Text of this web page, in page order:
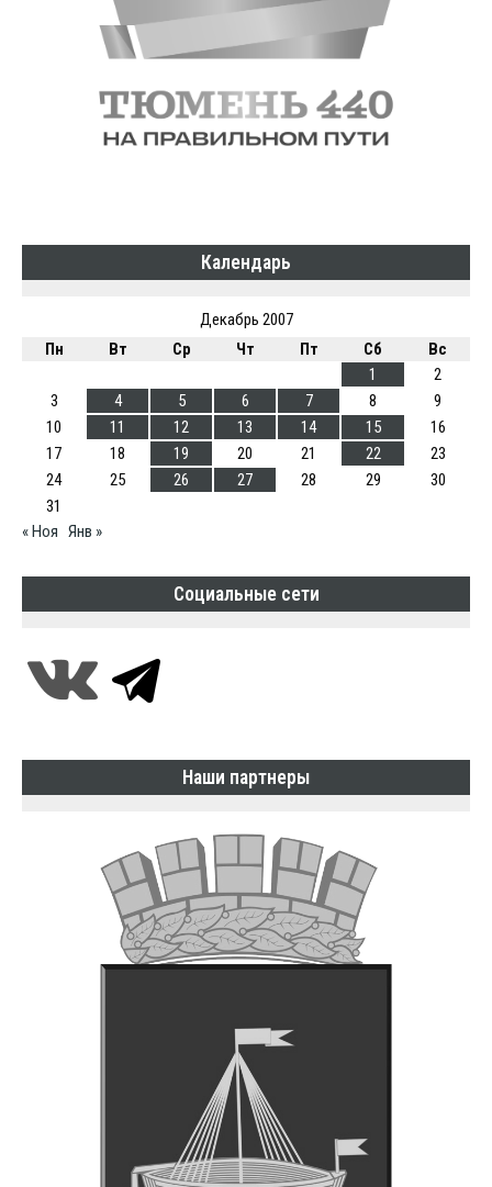
Календарь
Декабрь 2007
Пн
Вт Ср Чт Пт Сб
Вс
1
2
3
4 5 6 7 8
9
10
11 12 13 14 15
16
17
18 19 20 21 22
23
24
25 26 27 28 29
30
31
« Ноя Янв »
Социальные сети
Наши партнеры